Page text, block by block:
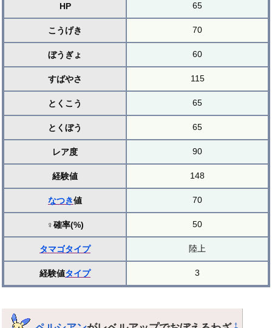
HP 65
こうげき 70
ぼうぎょ 60
すばやさ 115
とくこう 65
とくぼう 65
レア度 90
経験値 148
なつき値 70
♀確率(%) 50
タマゴタイプ 陸上
経験値タイプ 3
†